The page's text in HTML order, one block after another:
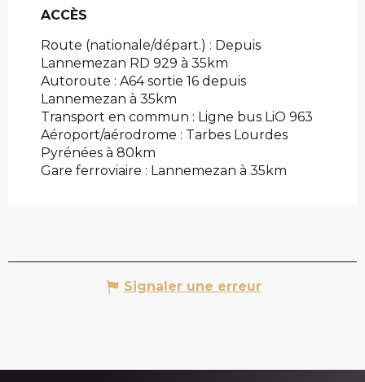
ACCÈS
ACCÈS
Route (nationale/départ.) : Depuis
Lannemezan RD 929 à 35km
Autoroute : A64 sortie 16 depuis
Lannemezan à 35km
Transport en commun : Ligne bus LiO 963
Aéroport/aérodrome : Tarbes Lourdes
Pyrénées à 80km
Gare ferroviaire : Lannemezan à 35km
Signaler une erreur